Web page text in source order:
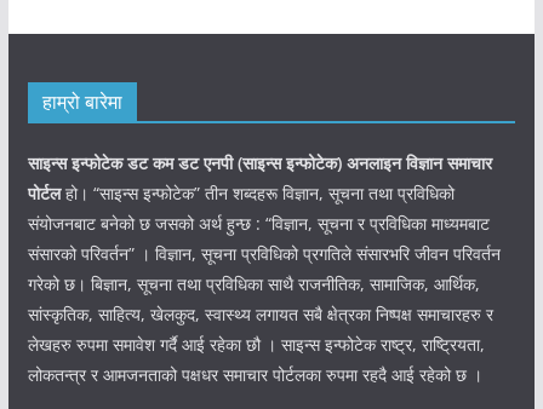
हाम्रो बारेमा
साइन्स इन्फोटेक डट कम डट एनपी (साइन्सइन्फोटेक) अनलाइन विज्ञान समाचार
पोर्टलहो। “साइन्स इन्फोटेक” तीन शब्दहरू विज्ञान, सूचना तथा प्रविधिको
संयोजनबाट बनेको छ जसको अर्थ हुन्छ : “विज्ञान, सूचना र प्रविधिका माध्यमबाट
संसारको परिवर्तन” । विज्ञान, सूचना प्रविधिको प्रगतिले संसारभरि जीवन परिवर्तन
गरेको छ। बिज्ञान, सूचना तथा प्रविधिका साथै राजनीतिक, सामाजिक, आर्थिक,
सांस्कृतिक, साहित्य, खेलकुद, स्वास्थ्य लगायत सबै क्षेत्रका निष्पक्ष समाचारहरु र
लेखहरु रुपमा समावेश गर्दै आई रहेका छौ । साइन्स इन्फोटेक राष्ट्र, राष्ट्रियता,
लोकतन्त्र र आमजनताको पक्षधर समाचार पोर्टलका रुपमा रहदै आई रहेको छ ।